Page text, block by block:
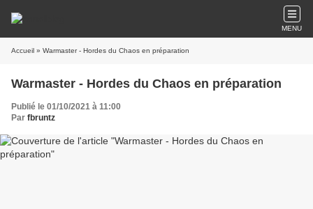
MENU
Accueil » Warmaster - Hordes du Chaos en préparation
Warmaster - Hordes du Chaos en préparation
Publié le 01/10/2021 à 11:00
Par fbruntz